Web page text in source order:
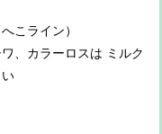
こライン）
、カラーロスは ミルク